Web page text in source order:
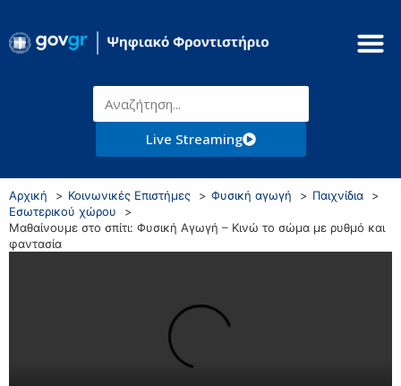
Live Streaming
Αρχική Κοινωνικές Επιστήμες Φυσική αγωγή
Παιχνίδια
Εσωτερικού χώρου
Μαθαίνουμε στο σπίτι: Φυσική Αγωγή – Κινώ το σώμα με ρυθμό και
φαντασία